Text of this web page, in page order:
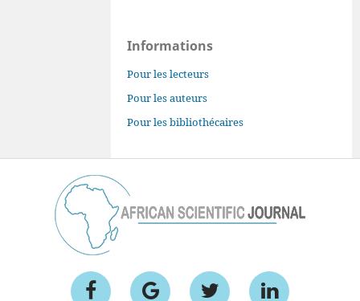
Informations
Pour les lecteurs
Pour les auteurs
Pour les bibliothécaires